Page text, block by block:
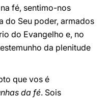
fé, sentimo-nos
do Seu poder, armados
do Evangelho e, no
da plenitude
que vos é
da fé. Sois